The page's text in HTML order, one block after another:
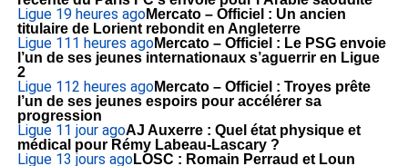
Ligue 19 heures agoMercato – Officiel : Un ancien
titulaire de Lorient rebondit en Angleterre
Ligue 111 heures agoMercato – Officiel : Le PSG envoie
l’un de ses jeunes internationaux s’aguerrir en Ligue
2
Ligue 112 heures agoMercato – Officiel : Troyes prête
l’un de ses jeunes espoirs pour accélérer sa
progression
Ligue 11 jour agoAJ Auxerre : Quel état physique et
médical pour Rémy Labeau-Lascary ?
Ligue 13 jours agoLOSC : Romain Perraud et Loun